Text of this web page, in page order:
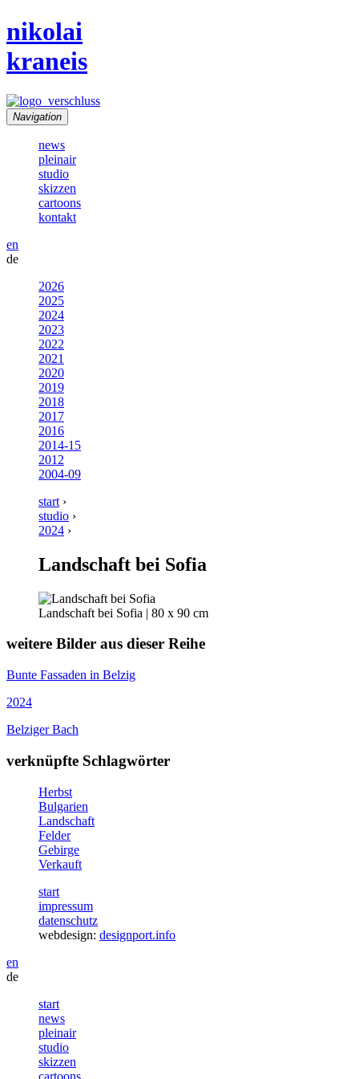
nikolai
kraneis
Navigation
news
pleinair
studio
skizzen
cartoons
kontakt
en
de
2026
2025
2024
2023
2022
2021
2020
2019
2018
2017
2016
2014-15
2012
2004-09
start ›
studio ›
2024 ›
Landschaft bei Sofia
Landschaft bei Sofia | 80 x 90 cm
weitere Bilder aus dieser Reihe
Bunte Fassaden in Belzig
2024
Belziger Bach
verknüpfte Schlagwörter
Herbst
Bulgarien
Landschaft
Felder
Gebirge
Verkauft
start
impressum
datenschutz
webdesign: designport.info
en
de
start
news
pleinair
studio
skizzen
cartoons